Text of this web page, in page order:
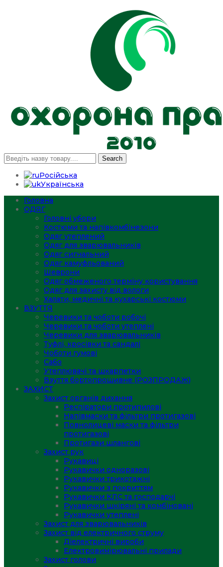
Search
Російська
Українська
Головна
ОДЯГ
Головні убори
Костюми та напівкомбінезони
Одяг утеплений
Одяг для зварювальників
Одяг сигнальний
Одяг камуфльований
Шеврони
Одяг обмеженого терміну користування
Одяг для захисту від вологи
Халати, медичні та кухарські костюми
ВЗУТТЯ
Черевики та чоботи робочі
Черевики та чоботи утеплені
Черевики для зварювальників
Туфлі, кросівки та сандалі
Чоботи гумові
Сабо
Утеплювачі та шкарпетки
Взуття бортопрошивне (РОЗПРОДАЖ)
ЗАХИСТ
Захист органів дихання
Респіратори протипилові
Напівмаски та фільтри протигазові
Повнолицеві маски та фільтри
протигазові
Протигази шлангові
Захист рук
Рукавиці
Рукавички одноразові
Рукавички трикотажні
Рукавички з покриттям
Рукавички КЛС та господарчі
Рукавички шкіряні та комбіновані
Рукавички утеплені
Захист для зварювальників
Захист від електричного струму
Діелектричні вироби
Електровимірювальні прилади
Захист голови